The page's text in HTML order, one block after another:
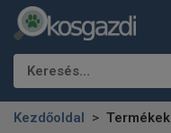
Keresés…
Kezdőoldal Termékek